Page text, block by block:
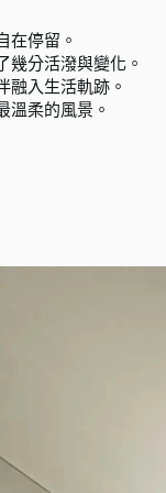
在停留。
幾分活潑與變化。
融入生活軌跡。
溫柔的風景。